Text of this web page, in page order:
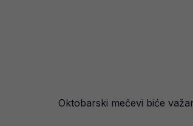
Oktobarski mečevi biće